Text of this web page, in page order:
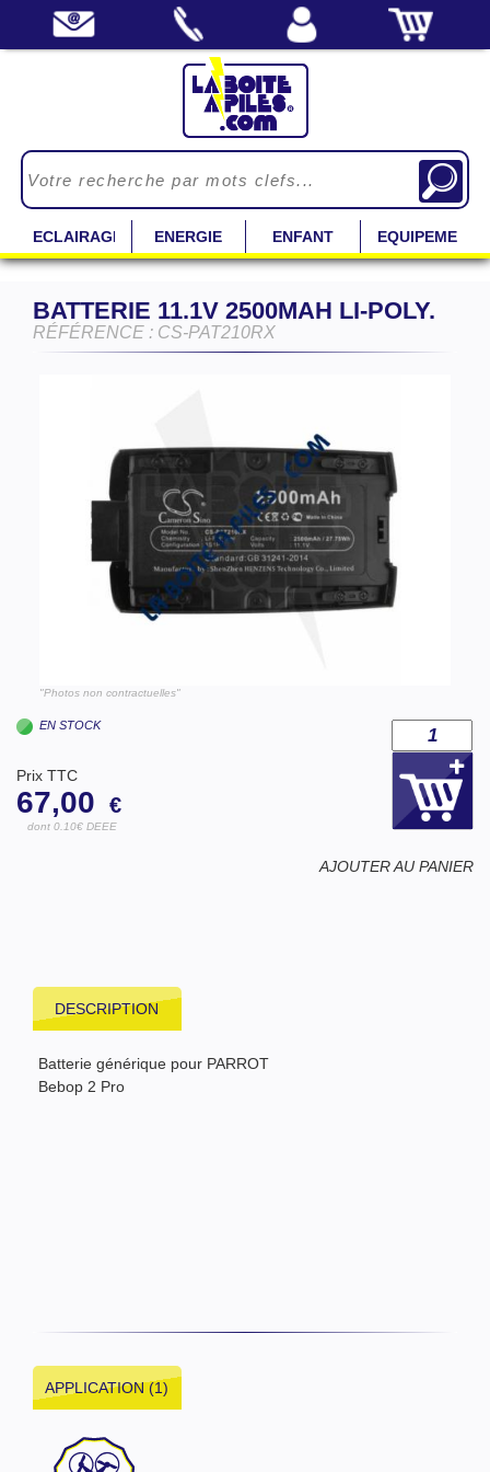
ECLAIRAGE ENERGIE ENFANT EQUIPEMENT
BATTERIE 11.1V 2500MAH LI-POLY.
RÉFÉRENCE : CS-PAT210RX
"Photos non contractuelles"
EN STOCK
Prix TTC
67,00 €
dont 0.10€ DEEE
AJOUTER AU PANIER
DESCRIPTION
Batterie générique pour PARROT
Bebop 2 Pro
APPLICATION (1)